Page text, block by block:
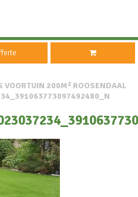
VOORTUIN 200M² ROOSENDAAL